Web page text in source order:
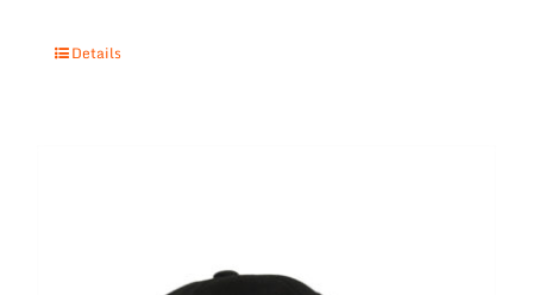
Details